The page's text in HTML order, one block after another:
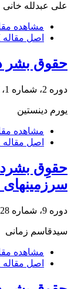
علی عبدلله خانی
مشاهده
اصل مقاله
حقوق بشر
دوره 2، شماره 1، 1370
یورم دینستین
مشاهده
اصل مقاله
حقوِق
سرزمینهای‌
دوره 9، شماره 28، 1378
سیدقاسم‌ زمانی‌
مشاهده
اصل مقاله